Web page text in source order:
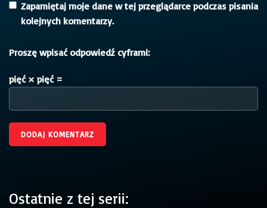
Zapamiętaj moje dane w tej przeglądarce podczas pisania
kolejnych komentarzy.
Proszę wpisać odpowiedź cyframi:
pięć × pięć =
Ostatnie z tej serii: